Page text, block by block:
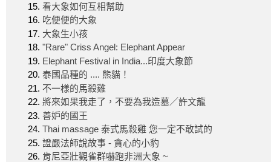
看大象如何互相幫助
吃便便的大象
大象生小孩
"Rare" Criss Angel: Elephant Appear
Elephant Festival in India...印度大象節
泰國品種的 .... 熊貓！
不一樣的馬殺雞
將來如果我走了，不要為我造墓／許文龍
善妒的國王
Thai massage 泰式馬殺雞 您一定不敢試的
證嚴法師說故事 - 貪心的小豹
肯尼亞壯觀雀群嚇跑非洲大象 ~